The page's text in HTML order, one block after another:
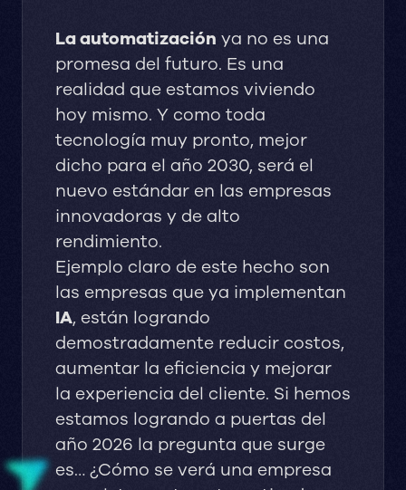
La automatización ya no es una
promesa del futuro. Es una
realidad que estamos viviendo
hoy mismo. Y como toda
tecnología muy pronto, mejor
dicho para el año 2030, será el
nuevo estándar en las empresas
innovadoras y de alto
rendimiento.
Ejemplo claro de este hecho son
las empresas que ya implementan
IA, están logrando
demostradamente reducir costos,
aumentar la eficiencia y mejorar
la experiencia del cliente. Si hemos
estamos logrando a puertas del
año 2026 la pregunta que surge
es… ¿Cómo se verá una empresa